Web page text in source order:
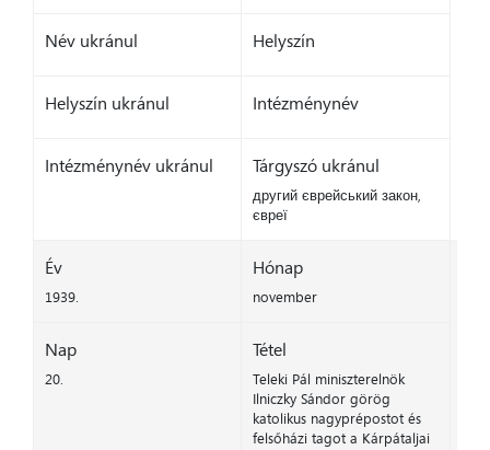
Név ukránul Helyszín
Helyszín ukránul Intézménynév
Intézménynév ukránul Tárgyszó ukránul
другий єврейський закон,
євреї
Év
1939.
Hónap
november
Nap
20.
Tétel
Teleki Pál miniszterelnök
Ilniczky Sándor görög
katolikus nagyprépostot és
felsőházi tagot a Kárpátaljai